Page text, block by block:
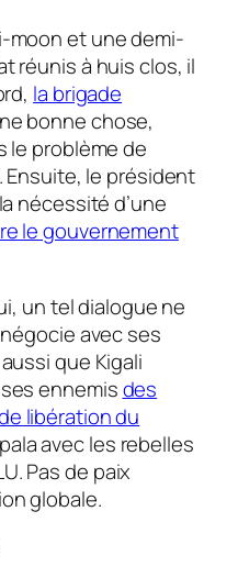
moon et une demi-
réunis à huis clos, il
la brigade
bonne chose,
le problème de
le président
nécessité d’une
le gouvernement
un tel dialogue ne
avec ses
que Kigali
ennemisdes
libération du
avec les rebelles
Pas de paix
globale.